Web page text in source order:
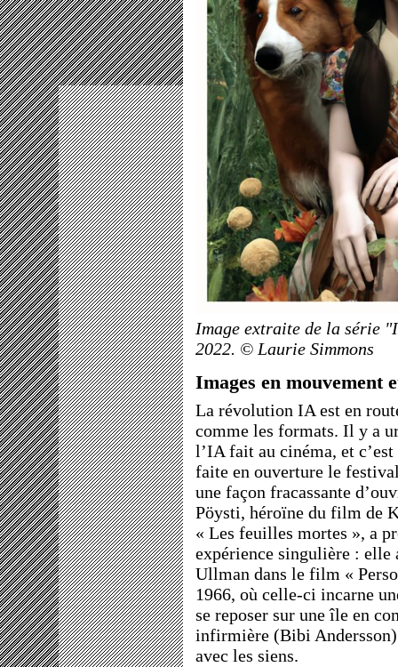
Image extraite de la série
2022. © Laurie Simmons
Images en mouvement
La révolution IA est en
comme les formats. Il y a
l’IA fait au cinéma, et
faite en ouverture le
une façon fracassante
Pöysti, héroïne du film de
« Les feuilles mortes », a
expérience singulière : elle
Ullman dans le film «
1966, où celle-ci incarne
se reposer sur une île en
infirmière (Bibi
avec les siens.